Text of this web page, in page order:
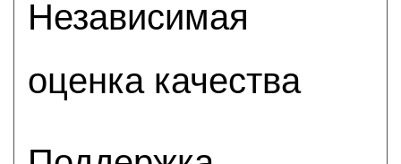
Независимая
оценка качества